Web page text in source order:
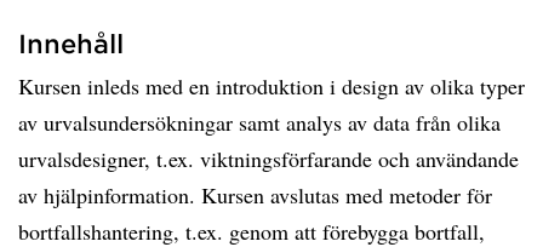
Innehåll
Kursen inleds med en introduktion i design av olika typer
av urvalsundersökningar samt analys av data från olika
urvalsdesigner, t.ex. viktningsförfarande och användande
av hjälpinformation. Kursen avslutas med metoder för
bortfallshantering, t.ex. genom att förebygga bortfall,